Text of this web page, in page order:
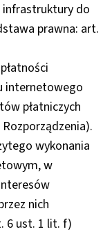
infrastruktury do
prawna: art.
internetowego
płatniczych
wykonania
w
nich
6 ust. 1 lit. f)